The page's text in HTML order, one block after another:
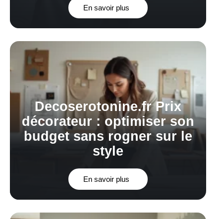
En savoir plus
Decoserotonine.fr Prix
décorateur : optimiser son
budget sans rogner sur le
style
En savoir plus